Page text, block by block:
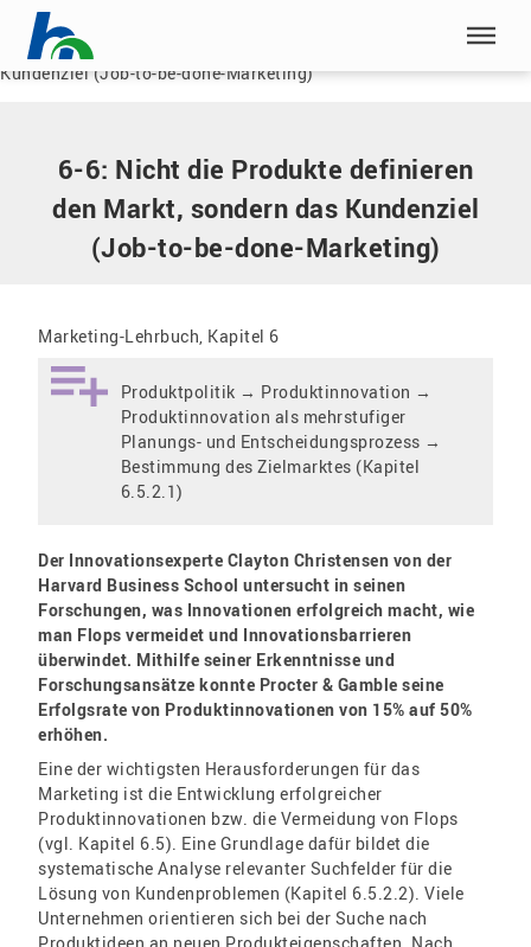
Menü überspringen
Menü überspringen
Home |6-6: Nicht die Produkte definieren den Markt, sondern das
Kundenziel (Job-to-be-done-Marketing)
6-6: Nicht die Produkte definieren
den Markt, sondern das Kundenziel
(Job-to-be-done-Marketing)
Marketing-Lehrbuch, Kapitel 6
Produktpolitik → Produktinnovation →
Produktinnovation als mehrstufiger
Planungs- und Entscheidungsprozess →
Bestimmung des Zielmarktes (Kapitel
6.5.2.1)
Der Innovationsexperte Clayton Christensen von der
Harvard Business School untersucht in seinen
Forschungen, was Innovationen erfolgreich macht, wie
man Flops vermeidet und Innovationsbarrieren
überwindet. Mithilfe seiner Erkenntnisse und
Forschungsansätze konnte Procter & Gamble seine
Erfolgsrate von Produktinnovationen von 15% auf 50%
erhöhen.
Eine der wichtigsten Herausforderungen für das
Marketing ist die Entwicklung erfolgreicher
Produktinnovationen bzw. die Vermeidung von Flops
(vgl. Kapitel 6.5). Eine Grundlage dafür bildet die
systematische Analyse relevanter Suchfelder für die
Lösung von Kundenproblemen (Kapitel 6.5.2.2). Viele
Unternehmen orientieren sich bei der Suche nach